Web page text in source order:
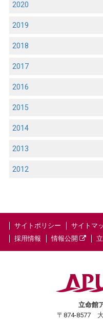
2020
2019
2018
2017
2016
2015
2014
2013
2012
サイトポリシー サイトマ
採用情報
情報公開
立命館
〒874-8577